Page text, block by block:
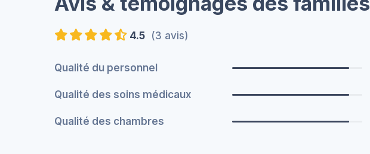
4.5 (3 avis)
Qualité du personnel
Qualité des soins médicaux
Qualité des chambres